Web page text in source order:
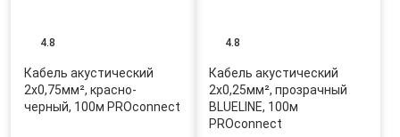
4.8
Кабель акустический
2х0,75мм², красно-
черный, 100м PROconnect
4.8
Кабель акустический
2х0,25мм², прозрачный
BLUELINE, 100м
PROconnect